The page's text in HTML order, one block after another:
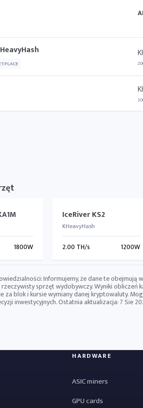
1800W
IceRiver KS2
KHeavyHash
2.00 TH/s 1200W
Informujemy, że dane te
sprzęt wydobywczy. Wyniki obliczeń
za blok i kursie wymiany danej kryptowaluty.
inwestycyjnych. Ostatnia aktualizacja:7 Sie
HARDWARE
ASIC miners
GPU cards